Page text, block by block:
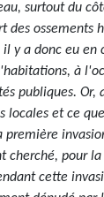
surtout du
des ossements
il y a donc eu en
à
publiques. Or,
locales et ce
première
cherché, pour
cette